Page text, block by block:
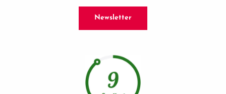
Newsletter